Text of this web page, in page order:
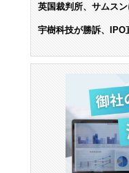
英国裁判所、サムス
宇樹科技が勝訴、IPO